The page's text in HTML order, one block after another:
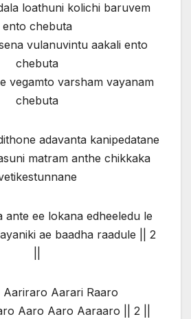
loathuni kolichi baruvem
ento chebuta
vulanuvintu aakali ento
chebuta
vegamto varsham vayanam
chebuta
adavanta kanipedatane
matram anthe chikkaka
ante ee lokana edheeledu le
ae baadha raadule || 2
Aariraro Aarari Raaro
Aaro Aaro Aaraaro || 2 ||